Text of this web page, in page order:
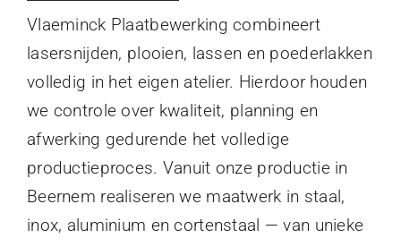
Vlaeminck Plaatbewerking combineert
lasersnijden, plooien, lassen en poederlakken
volledig in het eigen atelier. Hierdoor houden
we controle over kwaliteit, planning en
afwerking gedurende het volledige
productieproces. Vanuit onze productie in
Beernem realiseren we maatwerk in staal,
inox, aluminium en cortenstaal — van unieke